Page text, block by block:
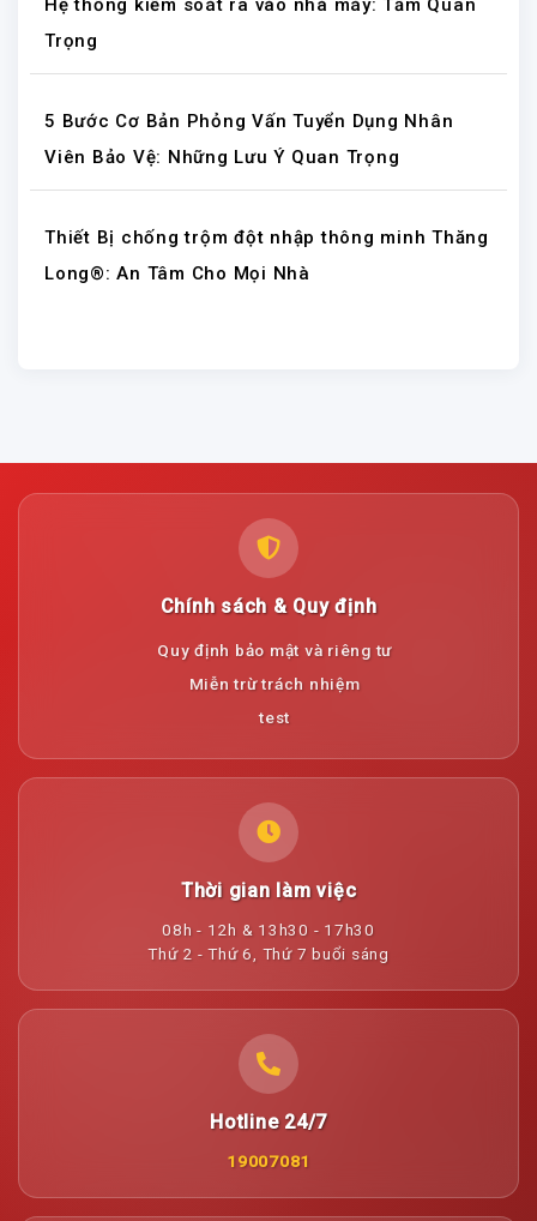
Hệ thống kiểm soát ra vào nhà máy: Tầm Quan
Trọng
5 Bước Cơ Bản Phỏng Vấn Tuyển Dụng Nhân
Viên Bảo Vệ: Những Lưu Ý Quan Trọng
Thiết Bị chống trộm đột nhập thông minh Thăng
Long®: An Tâm Cho Mọi Nhà
Chính sách & Quy định
Quy định bảo mật và riêng tư
Miễn trừ trách nhiệm
test
Thời gian làm việc
08h - 12h & 13h30 - 17h30
Thứ 2 - Thứ 6, Thứ 7 buổi sáng
Hotline 24/7
19007081